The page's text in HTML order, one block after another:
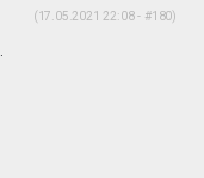
(17.05.2021 22:08 - #180)